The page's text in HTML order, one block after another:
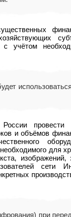
с учётом
провести
и объёмов
необходимого для
, изображений,
сети
при